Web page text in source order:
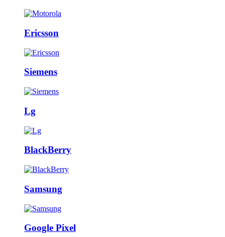
Ericsson
Siemens
Lg
BlackBerry
Samsung
Google Pixel